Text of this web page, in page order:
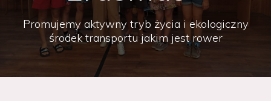
Promujemy aktywny tryb życia i ekologiczny
środek transportu jakim jest rower